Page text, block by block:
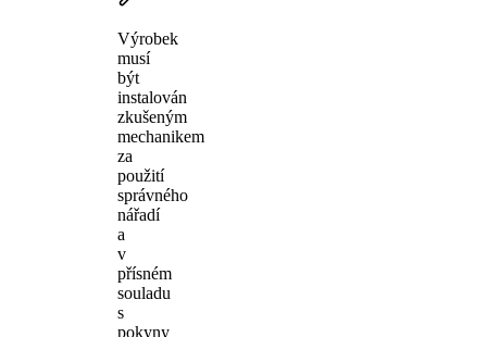
Výrobek
musí
být
instalován
zkušeným
mechanikem
za
použití
správného
nářadí
a
v
přísném
souladu
s
pokyny